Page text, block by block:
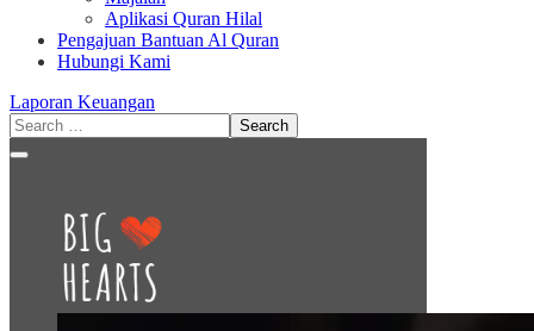
Aplikasi Quran Hilal
Pengajuan Bantuan Al Quran
Hubungi Kami
Laporan Keuangan